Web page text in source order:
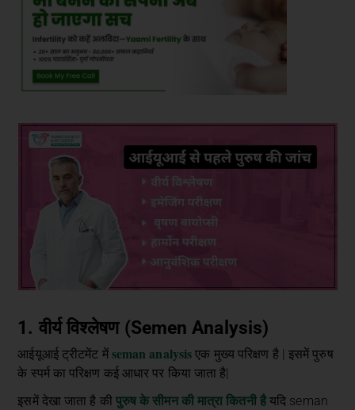
1. वीर्य विश्लेषण (Semen Analysis)
आईयूआई ट्रीटमेंट में seman analysis एक मुख्य परिक्षण है | इसमें पुरुष
के स्पर्म का परिक्षण कई आधार पर किया जाता है|
इसमें देखा जाता है की पुरुष के सीमन की मात्रा कितनी हैयदि seman